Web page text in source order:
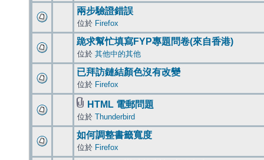
兩步驗證錯誤
位於 Firefox
跪求幫忙填寫FYP專題問卷(來自香港)
位於 其他中的其他
已拜訪鏈結顏色沒有改變
位於 Firefox
HTML 電郵問題
位於 Thunderbird
如何調整書籤寬度
位於 Firefox